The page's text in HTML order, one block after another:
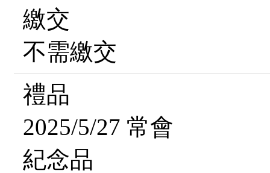
繳交
不需繳交
禮品
2025/5/27 常會
紀念品